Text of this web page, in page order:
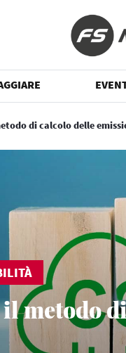
di calcolo delle
metodo